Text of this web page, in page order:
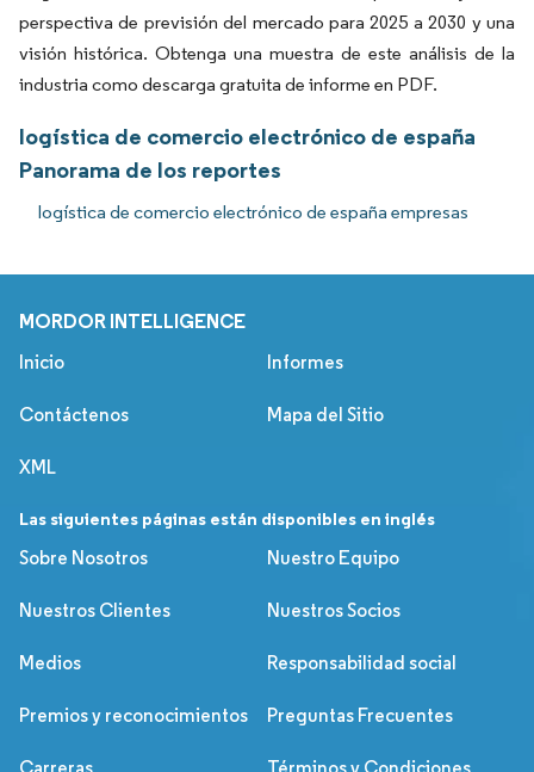
perspectiva de previsión del mercado para 2025 a 2030 y una
visión histórica. Obtenga una muestra de este análisis de la
industria como descarga gratuita de informe en PDF.
logística de comercio electrónico de españa
Panorama de los reportes
logística de comercio electrónico de españa empresas
MORDOR INTELLIGENCE
Inicio Informes
Contáctenos Mapa del Sitio
XML
Las siguientes páginas están disponibles en inglés
Sobre Nosotros
Nuestro Equipo
Nuestros Clientes Nuestros Socios
Medios Responsabilidad social
Premios y reconocimientos Preguntas Frecuentes
Carreras Términos y Condiciones